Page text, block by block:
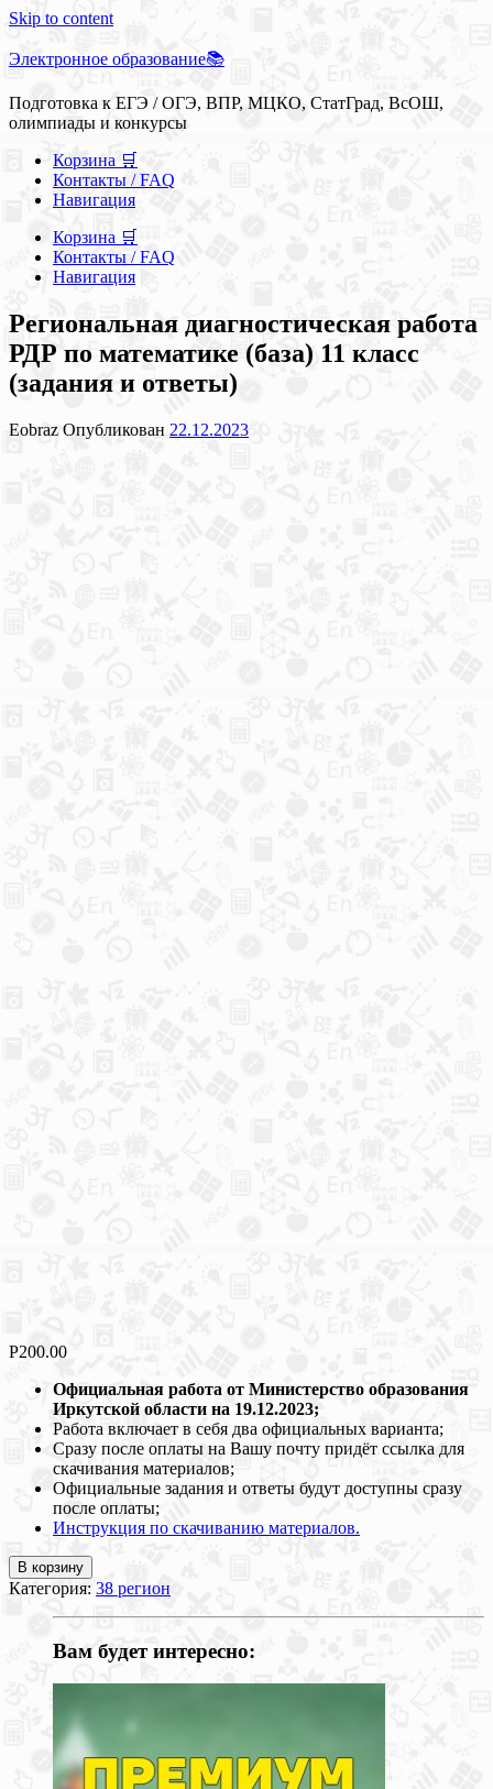
Skip to content
Электронное образование📚
Подготовка к ЕГЭ / ОГЭ, ВПР, МЦКО, СтатГрад, ВсОШ,
олимпиады и конкурсы
Корзина 🛒
Контакты / FAQ
Навигация
Корзина 🛒
Контакты / FAQ
Навигация
Региональная диагностическая работа
РДР по математике (база) 11 класс
(задания и ответы)
Eobraz Опубликован 22.12.2023
Р200.00
Официальная работа от Министерство образования
Иркутской области на 19.12.2023;
Работа включает в себя два официальных варианта;
Сразу после оплаты на Вашу почту придёт ссылка для
скачивания материалов;
Официальные задания и ответы будут доступны сразу
после оплаты;
Инструкция по скачиванию материалов.
В корзину
Категория: 38 регион
Вам будет интересно: